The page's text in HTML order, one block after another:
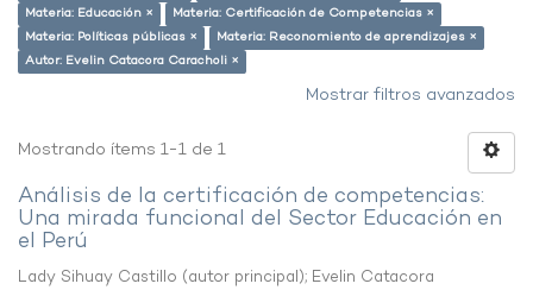
Materia: Educación ×
Materia: Certificación de Competencias ×
Materia: Políticas públicas ×
Materia: Reconomiento de aprendizajes ×
Autor: Evelin Catacora Caracholi ×
Mostrar filtros avanzados
Mostrando ítems 1-1 de 1
Análisis de la certificación de competencias:
Una mirada funcional del Sector Educación en
el Perú
Lady Sihuay Castillo (autor principal); Evelin Catacora